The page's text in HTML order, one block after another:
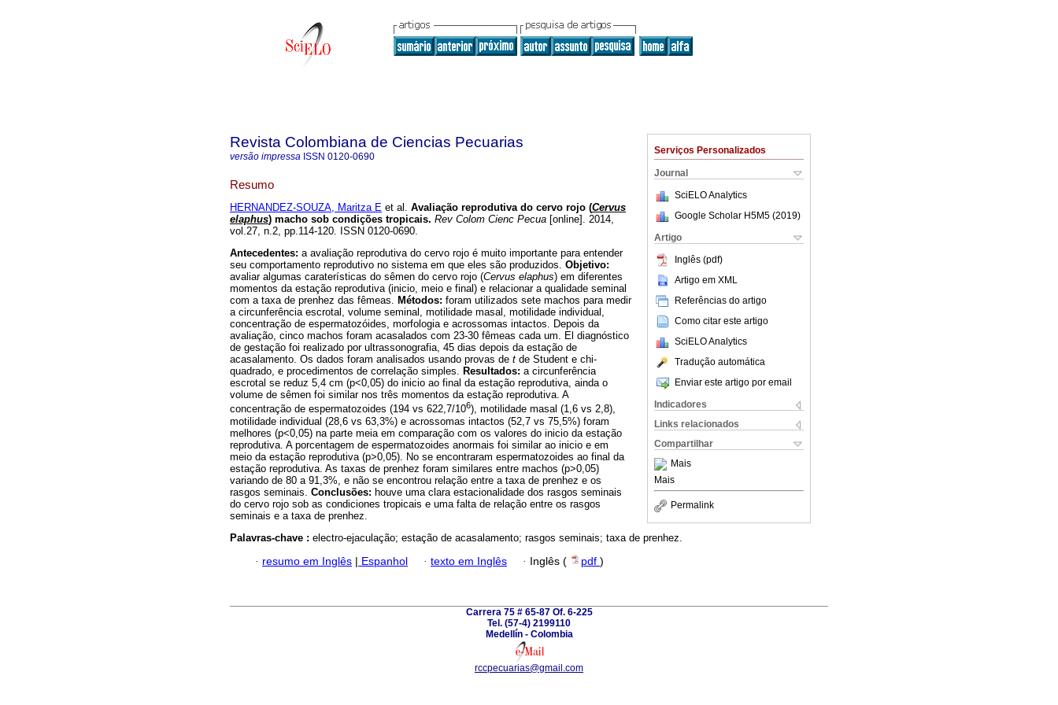
Serviços Personalizados
Journal
SciELO Analytics
Google Scholar H5M5 (2019)
Artigo
Inglês (pdf)
Artigo em XML
Referências do artigo
Como citar este artigo
SciELO Analytics
Tradução automática
Enviar este artigo por email
Indicadores
Links relacionados
Compartilhar
Mais
Mais
Permalink
Revista Colombiana de Ciencias Pecuarias
versão impressa ISSN 0120-0690
Resumo
HERNANDEZ-SOUZA, Maritza E et al. Avaliação reprodutiva do cervo rojo (Cervus
elaphus) macho sob condições tropicais. Rev Colom Cienc Pecua [online]. 2014,
vol.27, n.2, pp.114-120. ISSN 0120-0690.
Antecedentes: a avaliação reprodutiva do cervo rojo é muito importante para entender
seu comportamento reprodutivo no sistema em que eles são produzidos. Objetivo:
avaliar algumas caraterísticas do sêmen do cervo rojo (Cervus elaphus) em diferentes
momentos da estação reprodutiva (inicio, meio e final) e relacionar a qualidade seminal
com a taxa de prenhez das fêmeas. Métodos: foram utilizados sete machos para medir
a circunferência escrotal, volume seminal, motilidade masal, motilidade individual,
concentração de espermatozóides, morfologia e acrossomas intactos. Depois da
avaliação, cinco machos foram acasalados com 23-30 fêmeas cada um. El diagnóstico
de gestação foi realizado por ultrassonografia, 45 dias depois da estação de
acasalamento. Os dados foram analisados usando provas de t de Student e chi-
quadrado, e procedimentos de correlação simples. Resultados: a circunferência
escrotal se reduz 5,4 cm (p<0,05) do inicio ao final da estação reprodutiva, ainda o
volume de sêmen foi similar nos três momentos da estação reprodutiva. A
concentração de espermatozoides (194 vs 622,7/106), motilidade masal (1,6 vs 2,8),
motilidade individual (28,6 vs 63,3%) e acrossomas intactos (52,7 vs 75,5%) foram
melhores (p<0,05) na parte meia em comparação com os valores do inicio da estação
reprodutiva. A porcentagem de espermatozoides anormais foi similar ao inicio e em
meio da estação reprodutiva (p>0,05). No se encontraram espermatozoides ao final da
estação reprodutiva. As taxas de prenhez foram similares entre machos (p>0,05)
variando de 80 a 91,3%, e não se encontrou relação entre a taxa de prenhez e os
rasgos seminais. Conclusões: houve uma clara estacionalidade dos rasgos seminais
do cervo rojo sob as condiciones tropicais e uma falta de relação entre os rasgos
seminais e a taxa de prenhez.
Palavras-chave : electro-ejaculação; estação de acasalamento; rasgos seminais; taxa de prenhez.
· resumo em Inglês Espanhol · texto em Inglês · Inglês ( pdf )
Carrera 75 # 65-87 Of. 6-225
Tel. (57-4) 2199110
Medellín - Colombia
rccpecuarias@gmail.com